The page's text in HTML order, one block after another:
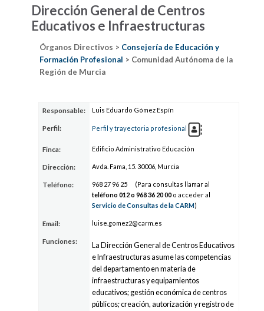
Dirección General de Centros
Educativos e Infraestructuras
Órganos Directivos > Consejería de Educación y
Formación Profesional > Comunidad Autónoma de la
Región de Murcia
Responsable: Luis Eduardo Gómez Espín
Perfil: Perfil y trayectoria profesional
Finca: Edificio Administrativo Educación
Dirección: Avda. Fama, 15. 30006, Murcia
Teléfono: 968 27 96 25
(Para consultas llamar al
teléfono 012 o 96836 20 00 o acceder al
Servicio de Consultas de la CARM)
Email: luise.gomez2@carm.es
Funciones:
La Dirección General de Centros Educativos
e Infraestructuras asume las competencias
del departamento en materia de
infraestructuras y equipamientos
educativos; gestión económica de centros
públicos; creación, autorización y registro de